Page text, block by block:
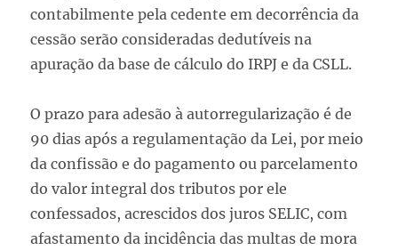
contabilmente pela cedente em decorrência da
cessão serão consideradas dedutíveis na
apuração da base de cálculo do IRPJ e da CSLL.
O prazo para adesão à autorregularização é de
90 dias após a regulamentação da Lei, por meio
da confissão e do pagamento ou parcelamento
do valor integral dos tributos por ele
confessados, acrescidos dos juros SELIC, com
afastamento da incidência das multas de mora